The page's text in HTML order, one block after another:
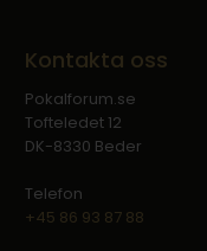
Kontakta oss
Pokalforum.se
Tofteledet 12
DK-8330 Beder
Telefon
+45 86 93 87 88